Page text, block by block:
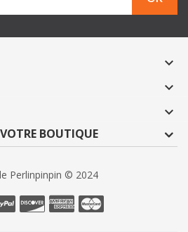



BOUTIQUE
Perlinpinpin © 2024